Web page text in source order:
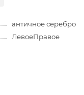
античное серебро
ЛевоеПравое